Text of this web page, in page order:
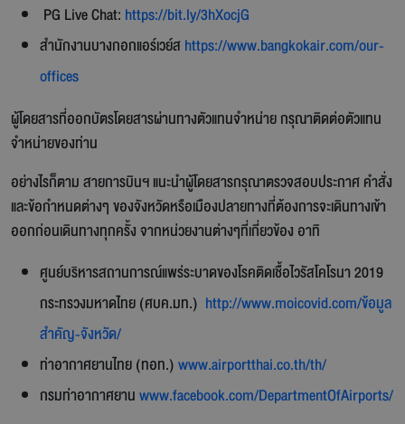
PG Live Chat: https://bit.ly/3hXocjG
สำนักงานบางกอกแอร์เวย์สhttps://www.bangkokair.com/our-
offices
ผู้โดยสารที่ออกบัตรโดยสารผ่านทางตัวแทนจำหน่าย กรุณาติดต่อตัวแทน
จำหน่ายของท่าน
อย่างไรก็ตาม สายการบินฯ แนะนำผู้โดยสารกรุณาตรวจสอบประกาศ คำสั่ง
และข้อกำหนดต่างๆ ของจังหวัดหรือเมืองปลายทางที่ต้องการจะเดินทางเข้า
ออกก่อนเดินทางทุกครั้ง จากหน่วยงานต่างๆที่เกี่ยวข้อง อาทิ
ศูนย์บริหารสถานการณ์แพร่ระบาดของโรคติดเชื้อไวรัสโคโรนา 2019
กระทรวงมหาดไทย (ศบค.มท.) http://www.moicovid.com/ข้อมูล
สำคัญ-จังหวัด/
ท่าอากาศยานไทย (ทอท.)www.airportthai.co.th/th/
กรมท่าอากาศยานwww.facebook.com/DepartmentOfAirports/